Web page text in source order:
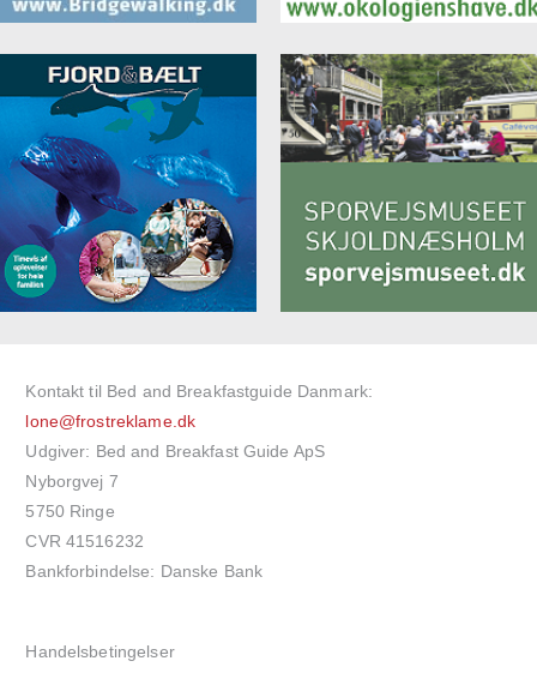
Kontakt til Bed and Breakfastguide Danmark:
lone@frostreklame.dk
Udgiver: Bed and Breakfast Guide ApS
Nyborgvej 7
5750 Ringe
CVR 41516232
Bankforbindelse: Danske Bank
Handelsbetingelser